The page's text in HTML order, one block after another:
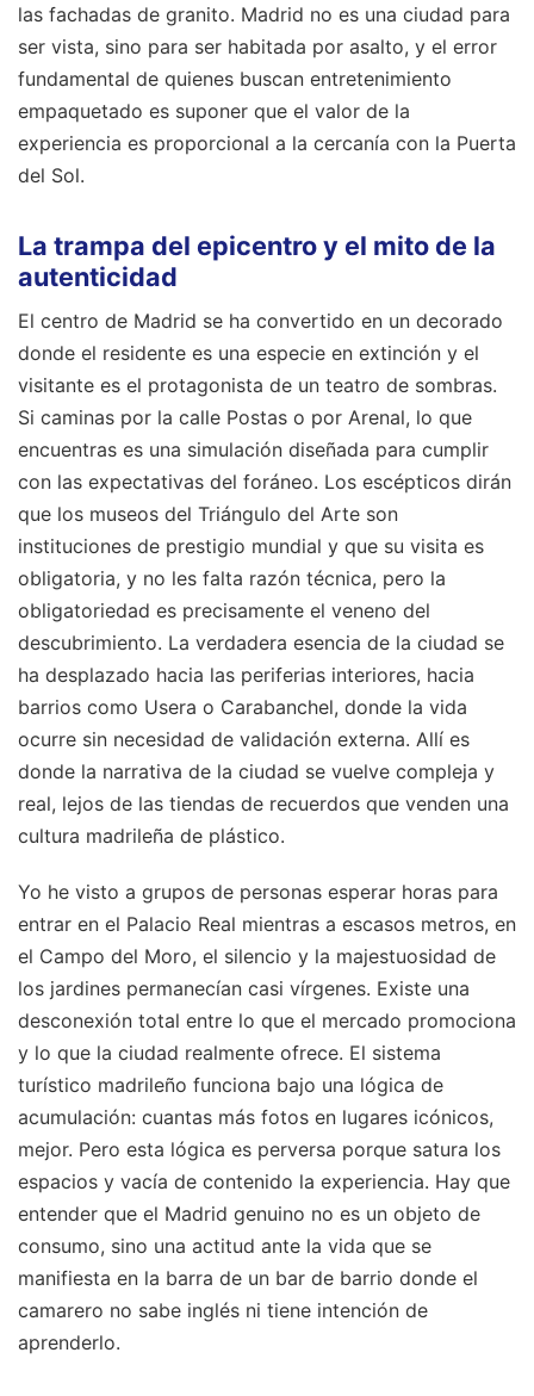
las fachadas de granito. Madrid no es una ciudad para
ser vista, sino para ser habitada por asalto, y el error
fundamental de quienes buscan entretenimiento
empaquetado es suponer que el valor de la
experiencia es proporcional a la cercanía con la Puerta
del Sol.
La trampa del epicentro y el mito de la
autenticidad
El centro de Madrid se ha convertido en un decorado
donde el residente es una especie en extinción y el
visitante es el protagonista de un teatro de sombras.
Si caminas por la calle Postas o por Arenal, lo que
encuentras es una simulación diseñada para cumplir
con las expectativas del foráneo. Los escépticos dirán
que los museos del Triángulo del Arte son
instituciones de prestigio mundial y que su visita es
obligatoria, y no les falta razón técnica, pero la
obligatoriedad es precisamente el veneno del
descubrimiento. La verdadera esencia de la ciudad se
ha desplazado hacia las periferias interiores, hacia
barrios como Usera o Carabanchel, donde la vida
ocurre sin necesidad de validación externa. Allí es
donde la narrativa de la ciudad se vuelve compleja y
real, lejos de las tiendas de recuerdos que venden una
cultura madrileña de plástico.
Yo he visto a grupos de personas esperar horas para
entrar en el Palacio Real mientras a escasos metros, en
el Campo del Moro, el silencio y la majestuosidad de
los jardines permanecían casi vírgenes. Existe una
desconexión total entre lo que el mercado promociona
y lo que la ciudad realmente ofrece. El sistema
turístico madrileño funciona bajo una lógica de
acumulación: cuantas más fotos en lugares icónicos,
mejor. Pero esta lógica es perversa porque satura los
espacios y vacía de contenido la experiencia. Hay que
entender que el Madrid genuino no es un objeto de
consumo, sino una actitud ante la vida que se
manifiesta en la barra de un bar de barrio donde el
camarero no sabe inglés ni tiene intención de
aprenderlo.